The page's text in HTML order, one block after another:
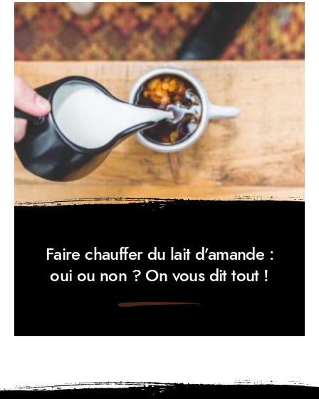
Faire chauffer du lait d’amande :
oui ou non ? On vous dit tout !